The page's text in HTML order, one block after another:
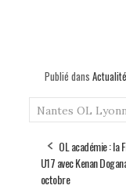
Publié dans
Nantes OL
OL académie : la
U17 avec Kenan
octobre